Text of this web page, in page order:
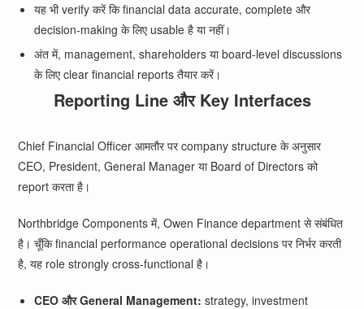
यह भी verify करें कि financial data accurate, complete और
decision-making के लिए usable है या नहीं।
अंत में, management, shareholders या board-level discussions
के लिए clear financial reports तैयार करें।
Reporting Line और Key Interfaces
Chief Financial Officer आमतौर पर company structure के अनुसार
CEO, President, General Manager या Board of Directors को
report करता है।
Northbridge Components में, Owen Finance department से संबंधित
है। चूँकि financial performance operational decisions पर निर्भर करती
है, यह role strongly cross-functional है।
CEO और General Management: strategy, investment